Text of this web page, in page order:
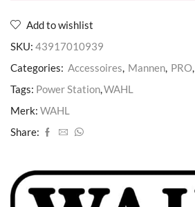
Add to wishlist
SKU: 43917010939
Categories: Accessoires, Mannen, PRO,
Tags: Power Station,WAHL
Merk: WAHL
Share: